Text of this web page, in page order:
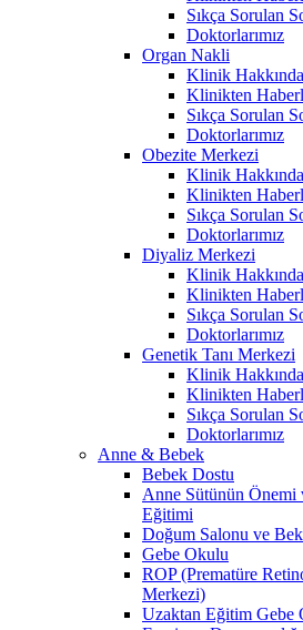
Sıkça Sorulan
Doktorlarımız
Organ Nakli
Klinik Hakkında
Klinikten
Sıkça Sorulan
Doktorlarımız
Obezite Merkezi
Klinik Hakkında
Klinikten
Sıkça Sorulan
Doktorlarımız
Diyaliz Merkezi
Klinik Hakkında
Klinikten
Sıkça Sorulan
Doktorlarımız
Genetik Tanı Merkezi
Klinik Hakkında
Klinikten
Sıkça Sorulan
Doktorlarımız
Anne & Bebek
Bebek Dostu
Anne Sütünün Önemi
Eğitimi
Doğum Salonu ve
Gebe Okulu
ROP (Prematüre
Merkezi)
Uzaktan Eğitim Gebe